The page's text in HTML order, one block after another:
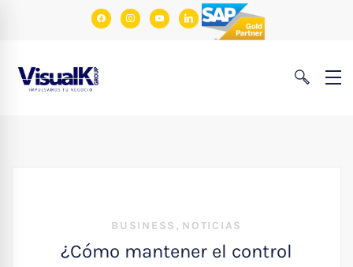
facebookinstagram
youtubelinkedin
BUSINESS , NOTICIAS
¿Cómo mantener el control